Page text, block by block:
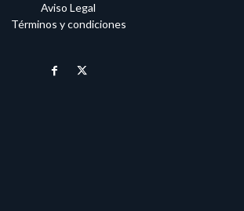
Aviso Legal
Términos y condiciones